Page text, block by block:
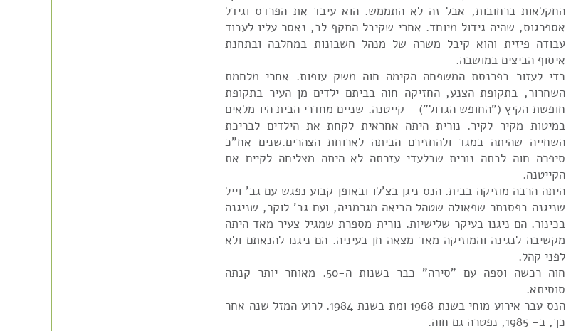
החקלאות ברחובות, אבל זה לא התממש. הוא עיבד את הפרדס וגידל
אספרגוס, שהיה גידול מיוחד. אחרי שקיבל התקף לב, נאסר עליו לעבוד
עבודה פיזית והוא קיבל משרה של מנהל חשבונות במחלבה ובתחנת
איסוף הביצים במושבה.
כדי לעזור בפרנסת המשפחה הקימה חוה משק עופות. אחרי מלחמת
השחרור, בתקופת הצנע, החזיקה חוה בביתם ילדים מן העיר בתקופת
חופשת הקיץ ("החופש הגדול") - קייטנה. שניים מחדרי הבית היו מלאים
במיטות מקיר לקיר. נורית היתה אחראית לקחת את הילדים לבריכת
השחייה שהיתה במגד ולהחזירם הביתה לארוחת הצהרים.שנים אח"כ
סיפרה חוה לבתה נורית שבלעדי עזרתה לא היתה מצליחה לקיים את
הקייטנה.
היתה הרבה מוזיקה בבית. הנס ניגן בצ'לו ובאופן קבוע נפגש עם גב' וייל
שניגנה בפסנתר שפאולה שטהל הביאה מגרמניה, ועם גב' לוקר, שניגנה
בכינור. הם ניגנו בעיקר שלישיות. נורית מספרת שמגיל צעיר מאד היתה
מקשיבה לנגינה והמוזיקה מאד מצאה חן בעיניה. הם ניגנו להנאתם ולא
לפני קהל.
חוה רכשה וספה עם "סירה" כבר בשנות ה-50. מאוחר יותר קנתה
סוסיתא.
הנס עבר אירוע מוחי בשנת 1968 ומת בשנת 1984. לרוע המזל שנה אחר
כך, ב- 1985, נפטרה גם חוה.